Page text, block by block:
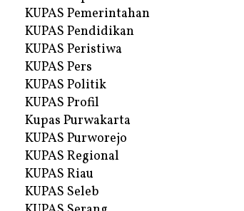
KUPAS Pemerintahan
KUPAS Pendidikan
KUPAS Peristiwa
KUPAS Pers
KUPAS Politik
KUPAS Profil
Kupas Purwakarta
KUPAS Purworejo
KUPAS Regional
KUPAS Riau
KUPAS Seleb